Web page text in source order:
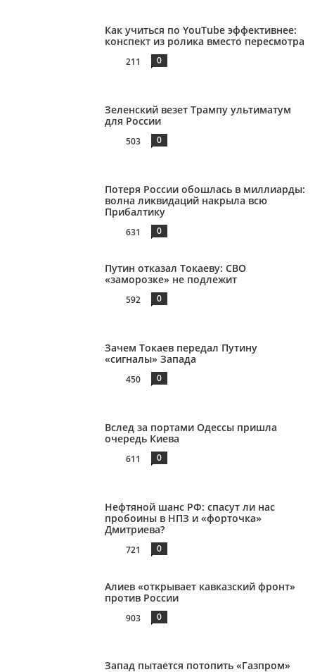
Как учиться по YouTube эффективнее:
конспект из ролика вместо пересмотра
211 0
Зеленский везет Трампу ультиматум
для России
503 0
Потеря России обошлась в миллиарды:
волна ликвидаций накрыла всю
Прибалтику
631 0
Путин отказал Токаеву: СВО
«заморозке» не подлежит
592 0
Зачем Токаев передал Путину
«сигналы» Запада
450 0
Вслед за портами Одессы пришла
очередь Киева
611 0
Нефтяной шанс РФ: спасут ли нас
пробоины в НПЗ и «форточка»
Дмитриева?
721 0
Алиев «открывает кавказский фронт»
против России
903 0
Запад пытается потопить «Газпром»